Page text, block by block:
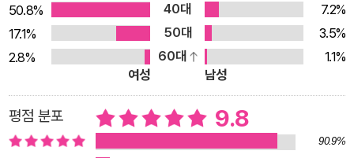
누나에 대해 궁금해하며, 누나와의 관계를 현재에 새롭게 쌓아 간
다. 산이의 세계는 조금씩 열려 가고 하나씩 희망의 문장들이 새
겨진다. 죽은 것 같아도 번데기는 성장 중이듯 산이는 깜깜한 껍
질을 뚫고 천천히 날개를 내민다. 사랑한 존재는 죽음으로 사라지
‘함께’ 살아갈 수 있는지도 모른다. 『나비도감』은 사랑이 어떻게
죽음을 넘어 계속 살아남는지, 우리가 어떻게 죽음 이후를 살아갈
50.8%
40대
7.2%
17.1%
50대
3.5%
2.8%
60대
1.1%
여성
남성
평점 분포 9.8
90.9%